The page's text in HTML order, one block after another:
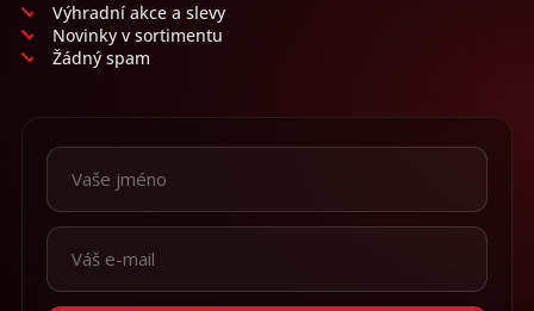
Výhradní akce a slevy
Novinky v sortimentu
Žádný spam